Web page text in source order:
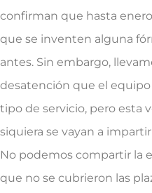
confirman que hasta
que se inventen alguna
antes. Sin embargo,
desatención que el
tipo de servicio, pero esta
siquiera se vayan a
No podemos compartir la
que no se cubrieron las